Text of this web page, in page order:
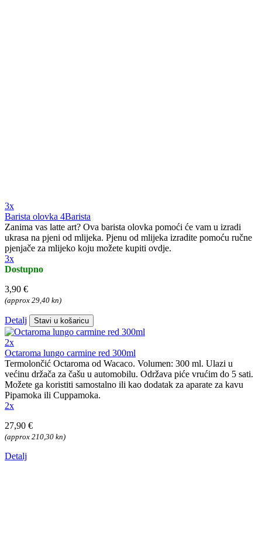
3x
Barista olovka 4Barista
Zanima vas latte art? Ova barista olovka pomoći će vam u izradi
ukrasa na pjeni od mlijeka. Pjenu od mlijeka izradite pomoću ručne
pjenjače za mlijeko koju možete kupiti ovdje.
3x
Dostupno
3,90 €
(approx 29,40 kn)
Detalj Stavi u košaricu
2x
Octaroma lungo carmine red 300ml
Termolončić Octaroma od Wacaco. Volumen: 300 ml. Ulazi u
većinu držača za čašu u automobilu. Održava piće vrućim do 5 sati.
Možete ga koristiti samostalno ili kao dodatak za aparate za kavu
Pipamoka ili Cuppamoka.
2x
27,90 €
(approx 210,30 kn)
Detalj